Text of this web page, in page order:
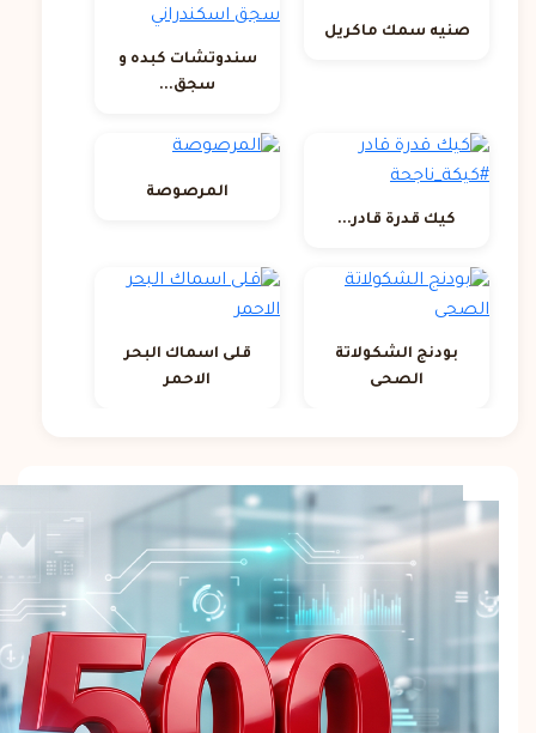
صنيه سمك ماكريل
سندوتشات كبده و
سجق...
كيك قدرة قادر...
المرصوصة
بودنج الشكولاتة
الصحى
قلى اسماك البحر
الاحمر